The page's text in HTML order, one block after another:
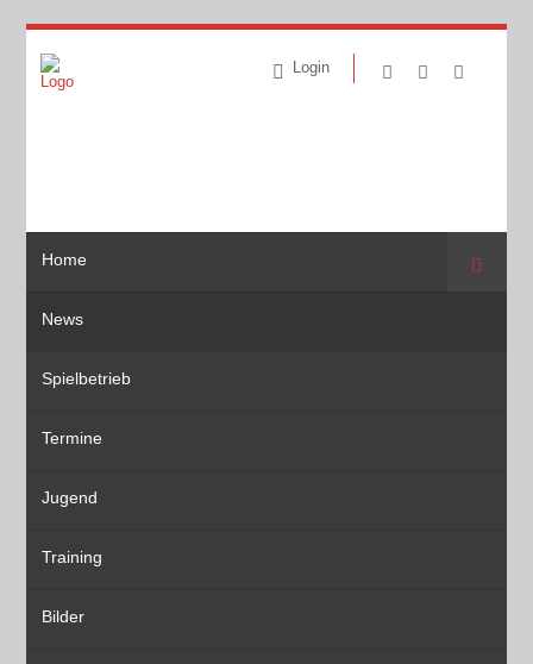
Login
Home
News
Spielbetrieb
Termine
Jugend
Training
Bilder
Suche